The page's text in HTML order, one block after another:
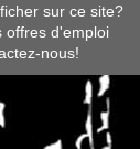
sur ce site?
offres d'emploi
nous!